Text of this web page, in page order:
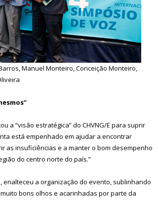
Manuel Monteiro, Conceição Monteiro,
a “visão estratégica” do CHVNG/E para suprir
está empenhado em ajudar a encontrar
as insuficiências e a manter o bom desempenho
do centro norte do país.”
enalteceu a organização do evento, sublinhando
bons olhos e acarinhadas por parte da